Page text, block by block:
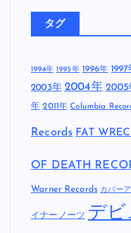
タグ
1994年 1995年 1996年 1997
2003年 2004年 2005
年 2011年 Columbia
Records FAT
OF DEATH
Warner Records カバー
イナーノーツ デビ